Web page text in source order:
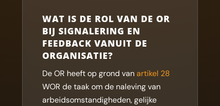
WAT IS DE ROL VAN DE OR
BIJ SIGNALERING EN
FEEDBACK VANUIT DE
ORGANISATIE?
De OR heeft op grond vanartikel 28
WOR de taak om de naleving van
arbeidsomstandigheden, gelijke